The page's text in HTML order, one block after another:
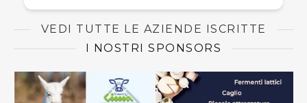
VEDI TUTTE LE AZIENDE ISCRITTE
I NOSTRI SPONSORS